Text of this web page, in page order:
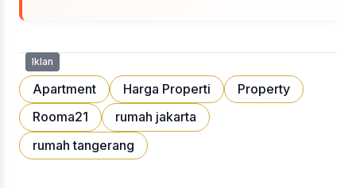
Iklan
Apartment Harga Properti
Property
Rooma21
rumah jakarta
rumah tangerang